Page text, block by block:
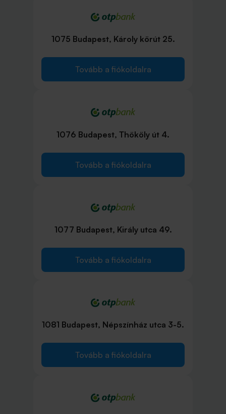
1075 Budapest, Károly körút 25.
Tovább a fiókoldalra
1076 Budapest, Thököly út 4.
Tovább a fiókoldalra
1077 Budapest, Király utca 49.
Tovább a fiókoldalra
1081 Budapest, Népszínház utca 3-5.
Tovább a fiókoldalra